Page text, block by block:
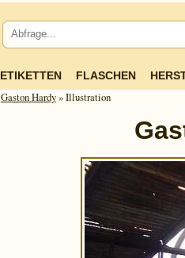
ETIKETTEN FLASCHEN
Gaston Hardy» Illustration